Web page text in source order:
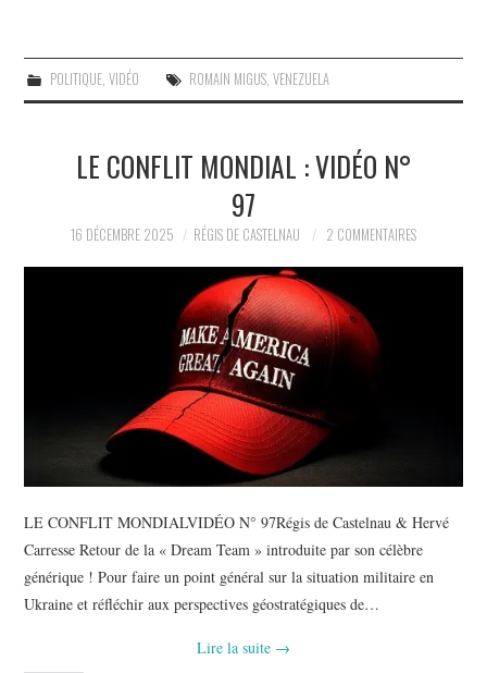
POLITIQUE, VIDÉO ROMAIN MIGUS, VENEZUELA
LE CONFLIT MONDIAL : VIDÉO N°
97
16 DÉCEMBRE 2025 RÉGIS DE CASTELNAU 2 COMMENTAIRES
LE CONFLIT MONDIALVIDÉO N° 97Régis de Castelnau & Hervé
Carresse Retour de la « Dream Team » introduite par son célèbre
générique ! Pour faire un point général sur la situation militaire en
Ukraine et réfléchir aux perspectives géostratégiques de…
Lire la suite →